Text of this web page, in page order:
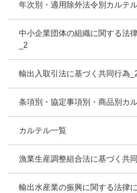
年次別・適用除外法令別カルテ
中小企業団体の組織に関する法
_2
輸出入取引法に基づく共同行為
条項別・協定事項別・商品別カ
カルテル一覧
漁業生産調整組合法に基づく共
輸出水産業の振興に関する法律